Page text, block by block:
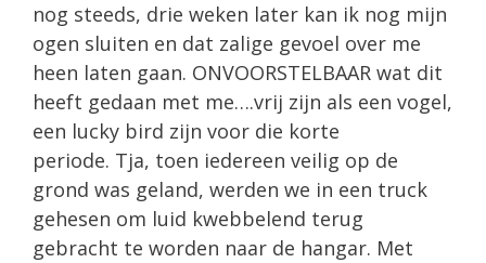
nog steeds, drie weken later kan ik nog mijn
ogen sluiten en dat zalige gevoel over me
heen laten gaan. ONVOORSTELBAAR wat dit
heeft gedaan met me….vrij zijn als een vogel,
een lucky bird zijn voor die korte
periode. Tja, toen iedereen veilig op de
grond was geland, werden we in een truck
gehesen om luid kwebbelend terug
gebracht te worden naar de hangar. Met